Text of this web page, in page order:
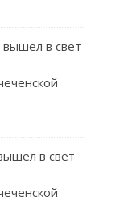
в свет
в свет